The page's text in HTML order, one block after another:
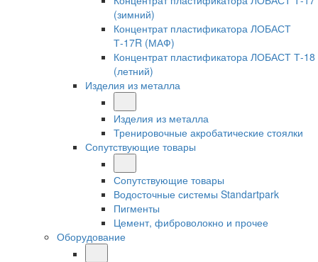
(зимний)
Концентрат пластификатора ЛОБАСТ
Т-17R (МАФ)
Концентрат пластификатора ЛОБАСТ Т-18
(летний)
Изделия из металла
Изделия из металла
Тренировочные акробатические стоялки
Сопутствующие товары
Сопутствующие товары
Водосточные системы Standartpark
Пигменты
Цемент, фиброволокно и прочее
Оборудование